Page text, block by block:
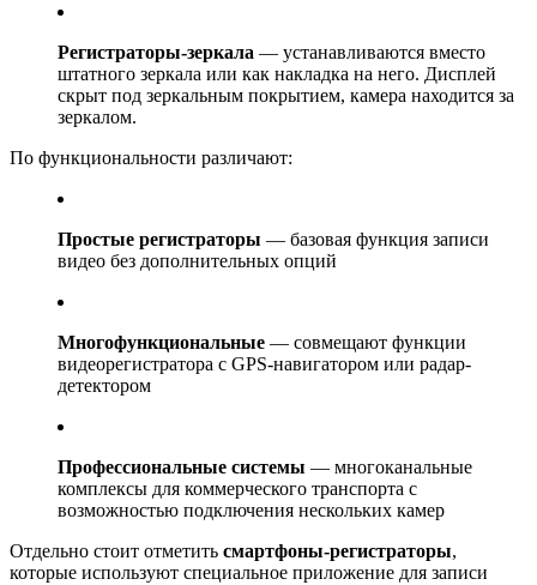
Регистраторы-зеркала — устанавливаются вместо
штатного зеркала или как накладка на него. Дисплей
скрыт под зеркальным покрытием, камера находится за
зеркалом.
По функциональности различают:
Простые регистраторы — базовая функция записи
видео без дополнительных опций
Многофункциональные — совмещают функции
видеорегистратора с GPS-навигатором или радар-
детектором
Профессиональные системы — многоканальные
комплексы для коммерческого транспорта с
возможностью подключения нескольких камер
Отдельно стоит отметить смартфоны-регистраторы,
которые используют специальное приложение для записи